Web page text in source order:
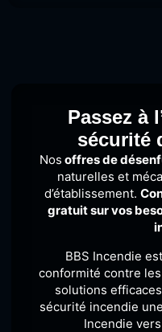
Passez à
sécurité
Nos offres de
naturelles et
d’établissement.
gratuit sur vos
BBS Incendie
conformité contre
solutions
sécurité incendie
Incendie